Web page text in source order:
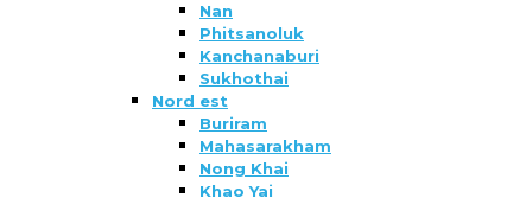
Nan
Phitsanoluk
Kanchanaburi
Sukhothai
Nord est
Buriram
Mahasarakham
Nong Khai
Khao Yai